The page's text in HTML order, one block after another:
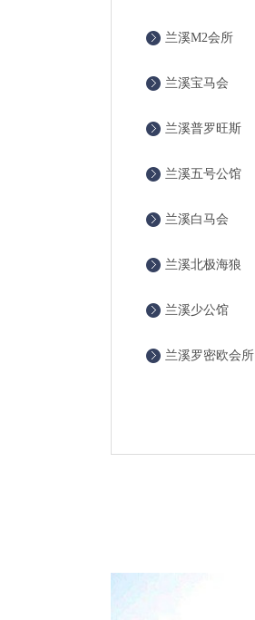
兰溪M2会所
兰溪宝马会
兰溪普罗旺斯
兰溪五号公馆
兰溪白马会
兰溪北极海狼
兰溪少公馆
兰溪罗密欧会所